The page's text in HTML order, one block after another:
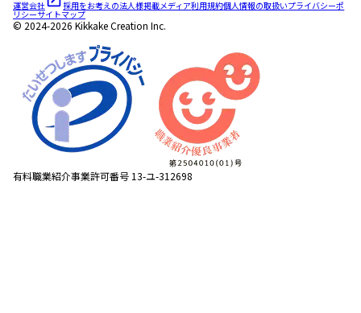
運営会社 採用をお考えの法人様掲載メディア利用規約個人情報の取扱いプライバシーポ
リシーサイトマップ
© 2024-2026 Kikkake Creation Inc.
有料職業紹介事業許可番号 13-ユ-312698